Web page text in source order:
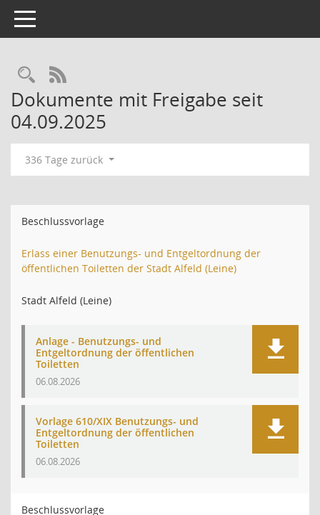
Toggle navigation
Rechercheauswahl
RSS-Feed
Dokumente mit Freigabe seit
04.09.2025
336 Tage zurück
Beschlussvorlage
Erlass einer Benutzungs- und Entgeltordnung der
öffentlichen Toiletten der Stadt Alfeld (Leine)
Stadt Alfeld (Leine)
Anlage - Benutzungs- und
Entgeltordnung der öffentlichen
Toiletten
06.08.2026
Vorlage 610/XIX Benutzungs- und
Entgeltordnung der öffentlichen
Toiletten
06.08.2026
Beschlussvorlage